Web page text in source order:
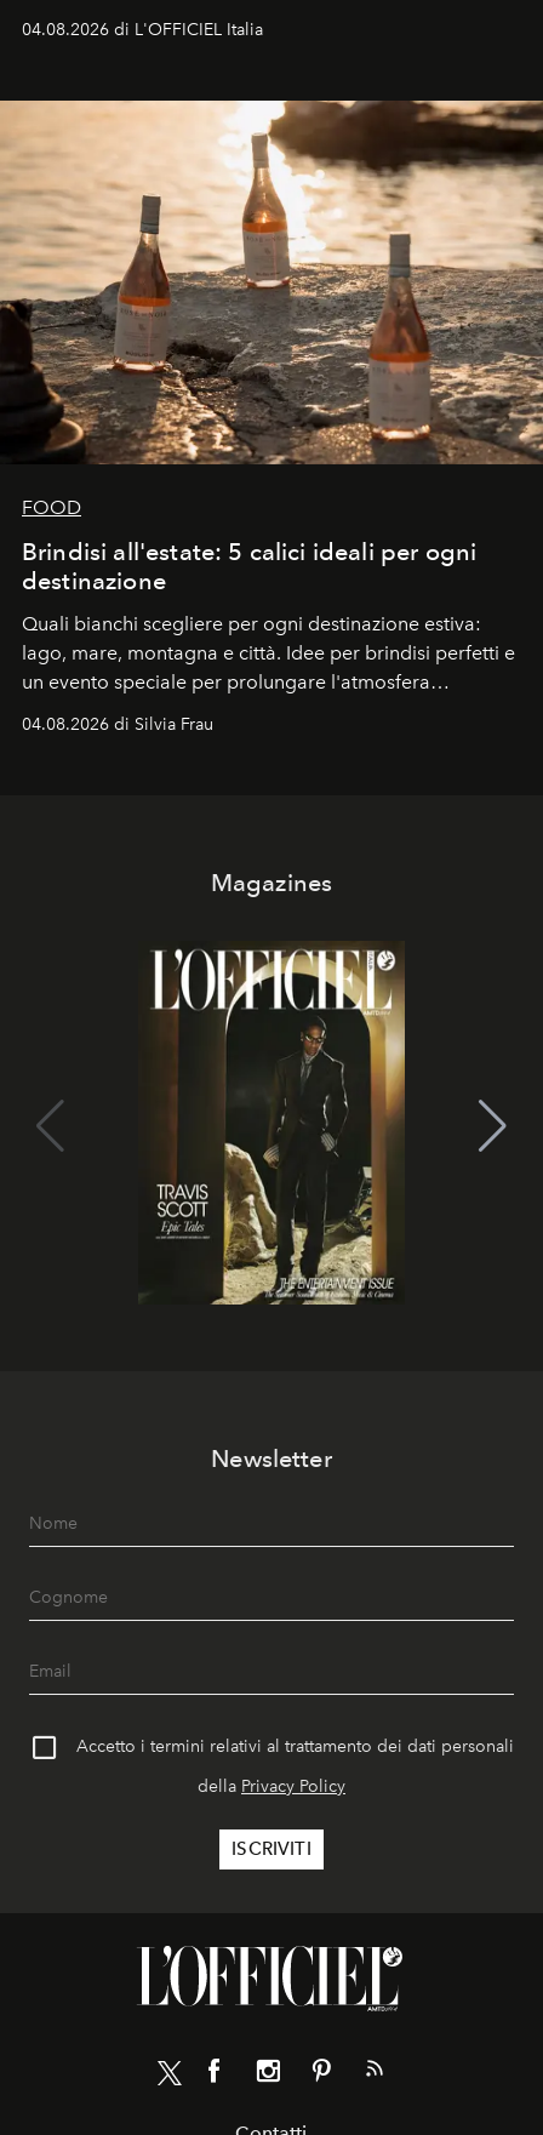
04.08.2026 di L'OFFICIEL Italia
FOOD
Brindisi all'estate: 5 calici ideali per ogni
destinazione
Quali bianchi scegliere per ogni destinazione estiva:
lago, mare, montagna e città. Idee per brindisi perfetti e
un evento speciale per prolungare l'atmosfera
04.08.2026 di Silvia Frau
Magazines
Newsletter
Accetto i termini relativi al trattamento dei dati personali
della Privacy Policy